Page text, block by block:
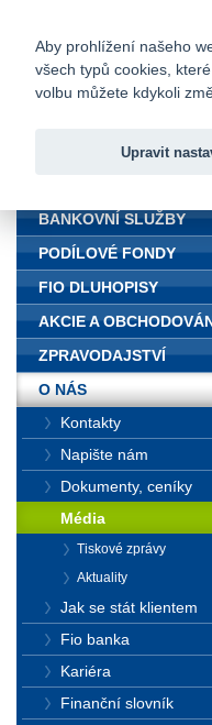
Fio
BANKOVNÍ SLUŽBY
PODÍLOVÉ FONDY
FIO DLUHOPISY
AKCIE A
ZPRAVODAJSTVÍ
O NÁS
Kontakty
Napište nám
Dokumenty, ceníky
Média
Tiskové zprávy
Aktuality
Jak se stát klientem
Fio banka
Kariéra
Finanční slovník
Aby prohlížení našeho
všech typů cookies,
volbu můžete kdykoli
Upravit